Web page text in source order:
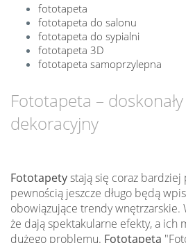
fototapeta
fototapeta do salonu
fototapeta do sypialni
fototapeta 3D
fototapeta samoprzylepna
Fototapeta –
dekoracyjny
Fototapetystają się coraz
pewnością jeszcze długo będą
obowiązujące trendy wnętrzarskie.
że dają spektakularne efekty, a ich
dużego problemu. Fototapeta